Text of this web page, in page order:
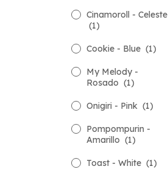
Cinamoroll - Celeste
(1)
Cookie - Blue (1)
My Melody -
Rosado (1)
Onigiri - Pink (1)
Pompompurin -
Amarillo (1)
Toast - White (1)